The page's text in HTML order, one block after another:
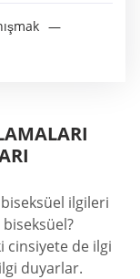
ilgileri
cinsiyete de ilgi
duyarlar.